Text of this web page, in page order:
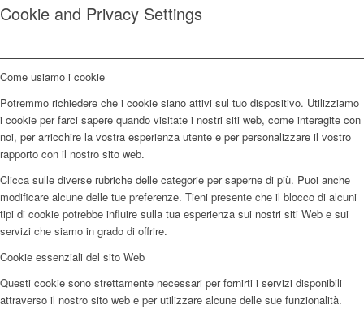
Cookie and Privacy Settings
Come usiamo i cookie
Potremmo richiedere che i cookie siano attivi sul tuo dispositivo. Utilizziamo
i cookie per farci sapere quando visitate i nostri siti web, come interagite con
noi, per arricchire la vostra esperienza utente e per personalizzare il vostro
rapporto con il nostro sito web.
Clicca sulle diverse rubriche delle categorie per saperne di più. Puoi anche
modificare alcune delle tue preferenze. Tieni presente che il blocco di alcuni
tipi di cookie potrebbe influire sulla tua esperienza sui nostri siti Web e sui
servizi che siamo in grado di offrire.
Cookie essenziali del sito Web
Questi cookie sono strettamente necessari per fornirti i servizi disponibili
attraverso il nostro sito web e per utilizzare alcune delle sue funzionalità.